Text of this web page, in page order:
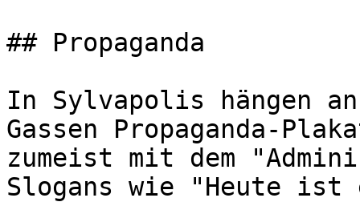
## Propaganda
In Sylvapolis hängen
Gassen Propaganda-
zumeist mit dem
Slogans wie "Heute ist